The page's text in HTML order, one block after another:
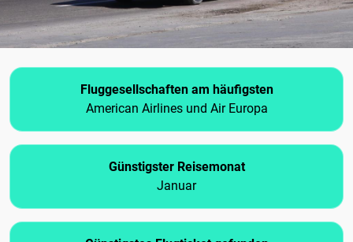
Fluggesellschaften am häufigsten
American Airlines und Air Europa
Günstigster Reisemonat
Januar